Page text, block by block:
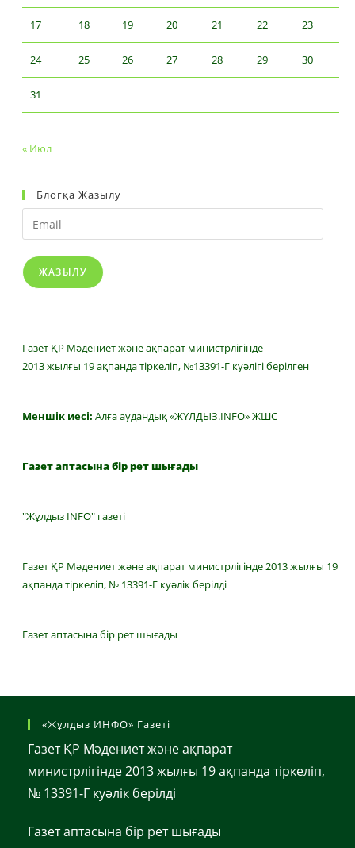
17 18 19 20 21 22 23
24 25 26 27 28 29 30
31
« Июл
Блогқа Жазылу
Email
ЖАЗЫЛУ
Газет ҚР Мәдениет және ақпарат министрлігінде
2013 жылғы 19 ақпанда тіркеліп, №13391-Г куәлігі берілген
Меншік иесі: Алға аудандық «ЖҰЛДЫЗ.INFO» ЖШС
Газет аптасына бір рет шығады
"Жұлдыз INFO" газеті
Газет ҚР Мәдениет және ақпарат министрлігінде 2013 жылғы 19
ақпанда тіркеліп, № 13391-Г куәлік берілді
Газет аптасына бір рет шығады
«Жұлдыз ИНФО» Газеті
Газет ҚР Мәдениет және ақпарат
министрлігінде 2013 жылғы 19 ақпанда тіркеліп,
№ 13391-Г куәлік берілді
Газет аптасына бір рет шығады